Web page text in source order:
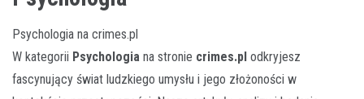
Psychologia na crimes.pl
W kategorii Psychologia na stronie crimes.pl odkryjesz
fascynujący świat ludzkiego umysłu i jego złożoności w